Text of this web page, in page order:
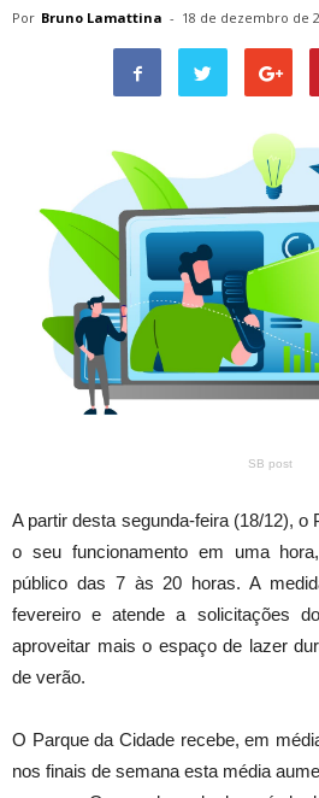
Por Bruno Lamattina - 18 de dezembro de
SB post
A partir desta segunda-feira (18/12), o
o seu funcionamento em uma
público das 7 às 20 horas. A
fevereiro e atende a solicitações
aproveitar mais o espaço de lazer
de verão.
O Parque da Cidade recebe, em
nos finais de semana esta média